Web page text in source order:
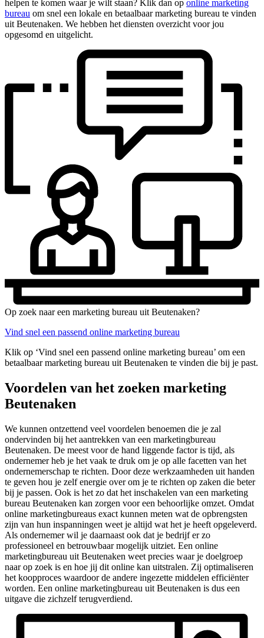
helpen te komen waar je wilt staan? Klik dan op online marketing
bureau om snel een lokale en betaalbaar marketing bureau te vinden
uit Beutenaken. We hebben het diensten overzicht voor jou
opgesomd en uitgelicht.
Op zoek naar een marketing bureau uit Beutenaken?
Vind snel een passend online marketing bureau
Klik op ‘Vind snel een passend online marketing bureau’ om een
betaalbaar marketing bureau uit Beutenaken te vinden die bij je past.
Voordelen van het zoeken marketing
Beutenaken
We kunnen ontzettend veel voordelen benoemen die je zal
ondervinden bij het aantrekken van een marketingbureau
Beutenaken. De meest voor de hand liggende factor is tijd, als
ondernemer heb je het vaak te druk om je op alle facetten van het
ondernemerschap te richten. Door deze werkzaamheden uit handen
te geven hou je zelf energie over om je te richten op zaken die beter
bij je passen. Ook is het zo dat het inschakelen van een marketing
bureau Beutenaken kan zorgen voor een behoorlijke omzet. Omdat
online marketingbureaus exact kunnen meten wat de opbrengsten
zijn van hun inspanningen weet je altijd wat het je heeft opgeleverd.
Als ondernemer wil je daarnaast ook dat je bedrijf er zo
professioneel en betrouwbaar mogelijk uitziet. Een online
marketingbureau uit Beutenaken weet precies waar je doelgroep
naar op zoek is en hoe jij dit online kan uitstralen. Zij optimaliseren
het koopproces waardoor de andere ingezette middelen efficiënter
worden. Een online marketingbureau uit Beutenaken is dus een
uitgave die zichzelf terugverdiend.